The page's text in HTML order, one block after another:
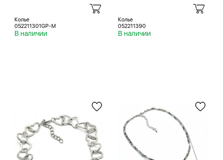
Колье
052211301GP-M
В наличии
Колье
052211390
В наличии